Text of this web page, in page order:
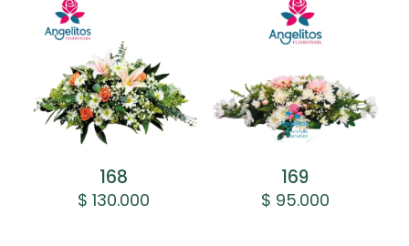
168
$ 130.000
169
$ 95.000